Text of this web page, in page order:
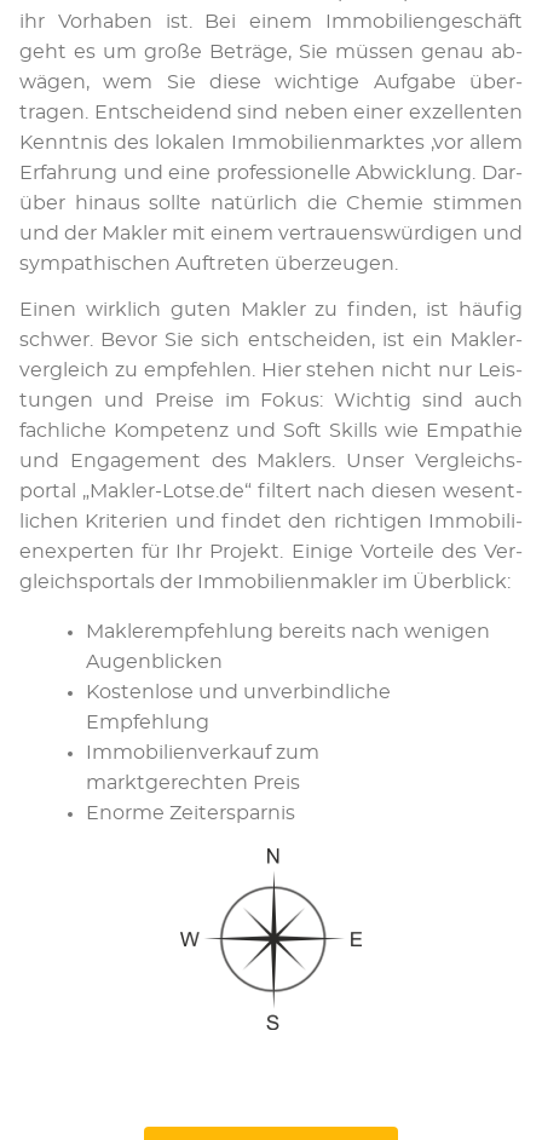
ihr Vor­haben ist. Bei ei­nem Im­mo­bi­li­en­geschäft
geht es um große Be­trä­ge, Sie müssen genau ab­
wägen, wem Sie diese wichtige Auf­gabe über­
tragen. Ent­schei­dend sind ne­ben ei­ner ex­zel­len­ten
Kennt­nis des lo­ka­len Im­mo­bi­li­en­marktes ,vor allem
Er­fah­rung und eine pro­fes­sionel­le Ab­wicklung. Dar­
über hin­aus sollte natür­lich die Chemie stim­men
und der Mak­ler mit einem ver­trau­ens­wür­di­gen und
sym­pa­thi­schen Auf­tre­ten über­zeu­gen.
Ei­nen wirk­lich gu­ten Mak­ler zu fin­den, ist häu­fig
schwer. Be­vor Sie sich ent­schei­den, ist ein Mak­ler­
ver­gleich zu emp­feh­len. Hier steh­en nicht nur Leis­
tun­gen und Prei­se im Fo­kus: Wich­tig sind auch
fach­liche Kom­pe­tenz und Soft Skills wie Em­pa­thie
und En­ga­ge­ment des Maklers. Un­ser Ver­gleichs­
por­tal „Mak­ler-Lot­se.de“ fil­tert nach die­sen we­sent­
li­chen Kri­te­ri­en und findet den rich­ti­gen Im­mo­bi­li­
en­ex­per­ten für Ihr Pro­jekt. Ei­ni­ge Vor­tei­le des Ver­
gleichs­por­tals der Im­mo­bi­li­en­mak­ler im Über­blick:
Maklerempfehlung bereits nach wenigen
Augen­blicken
Kostenlose und unverbindliche
Empfehlung
Immobilienverkauf zum
marktgerechten Preis
Enorme Zeit­er­spar­nis